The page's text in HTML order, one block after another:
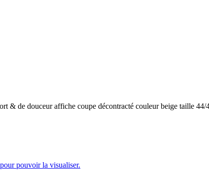
& de douceur affiche coupe décontracté couleur beige taille 44/
pouvoir la visualiser.